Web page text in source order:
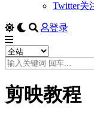
Twitter关
登录
剪映教程